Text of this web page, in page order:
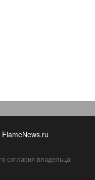
согласия владельца